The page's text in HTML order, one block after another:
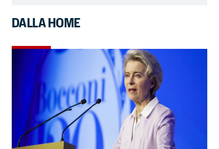
DALLA HOME